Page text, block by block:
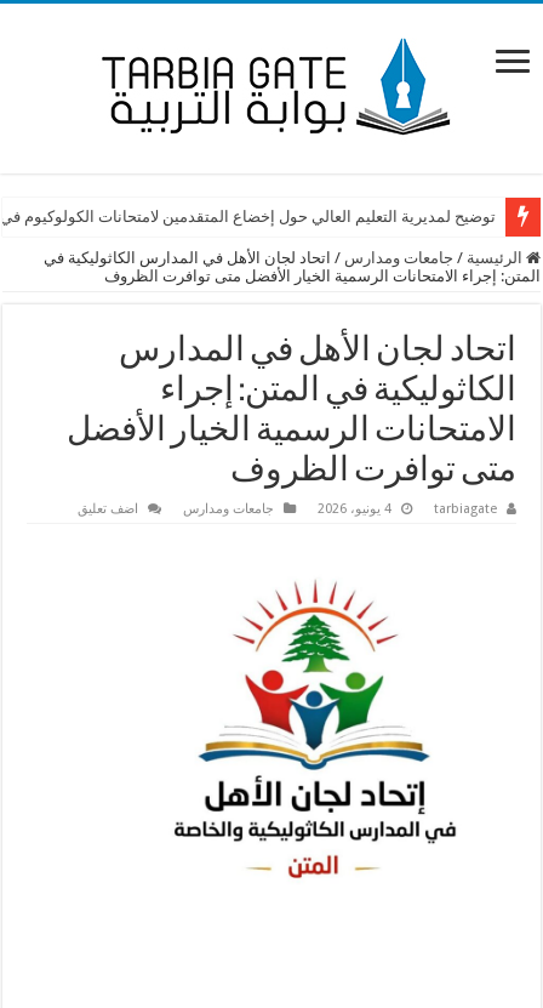
توضيح لمديرية التعليم العالي حول إخضاع المتقدمين لامتحانات الكولوكيوم
الرئيسية / جامعات ومدارس / اتحاد لجان الأهل في المدارس الكاثوليكية في
المتن: إجراء الامتحانات الرسمية الخيار الأفضل متى توافرت الظروف
اتحاد لجان الأهل في المدارس
الكاثوليكية في المتن: إجراء
الامتحانات الرسمية الخيار الأفضل
متى توافرت الظروف
tarbiagate 4 يونيو، 2026 جامعات ومدارس اضف تعليق